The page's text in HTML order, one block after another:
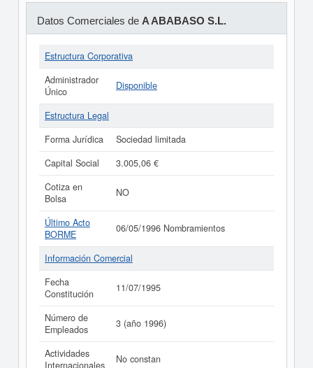
Datos Comerciales de A ABABASO S.L.
Estructura Corporativa
Administrador
Único
Disponible
Estructura Legal
Forma Jurídica
Sociedad limitada
Capital Social
3.005,06 €
Cotiza en
Bolsa
NO
Último Acto
BORME
06/05/1996 Nombramientos
Información Comercial
Fecha
Constitución
11/07/1995
Número de
Empleados
3 (año 1996)
Actividades
Internacionales
No constan